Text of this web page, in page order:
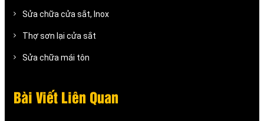
Sửa chữa cửa sắt, Inox
Thợ sơn lại cửa sắt
Sửa chữa mái tôn
Bài Viết Liên Quan